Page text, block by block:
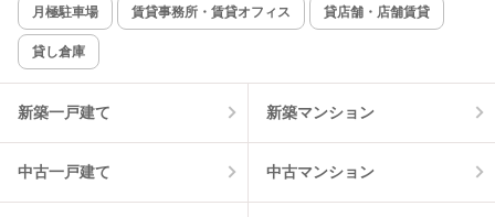
月極駐車場 賃貸事務所・賃貸オフィス 貸店舗・店舗賃貸
貸し倉庫
新築一戸建て 新築マンション
中古一戸建て 中古マンション